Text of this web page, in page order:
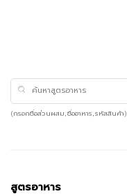
(กรอกชื่อส่วนผสม, ชื่ออาหาร, รหัสสินค้า)
สูตรอาหาร